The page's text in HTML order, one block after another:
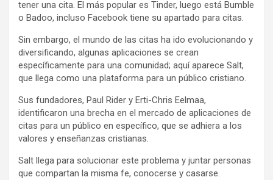
tener una cita. El más popular es Tinder, luego está Bumble
o Badoo, incluso Facebook tiene su apartado para citas.
Sin embargo, el mundo de las citas ha ido evolucionando y
diversificando, algunas aplicaciones se crean
específicamente para una comunidad; aquí aparece Salt,
que llega como una plataforma para un público cristiano.
Sus fundadores, Paul Rider y Erti-Chris Eelmaa,
identificaron una brecha en el mercado de aplicaciones de
citas para un público en específico, que se adhiera a los
valores y enseñanzas cristianas.
Salt llega para solucionar este problema y juntar personas
que compartan la misma fe, conocerse y casarse.